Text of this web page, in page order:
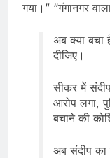
गया।” “गंगानगर
अब क्या बचा
दीजिए।
सीकर में
आरोप लगा,
बचाने की
अब संदीप का